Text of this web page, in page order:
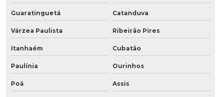
Guaratinguetá Catanduva
Várzea Paulista Ribeirão Pires
Itanhaém Cubatão
Paulínia Ourinhos
Poá Assis